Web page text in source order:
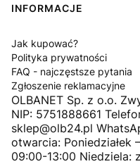
INFORMACJE
Jak kupować?
Polityka prywatności
FAQ - najczęstsze pytania
Zgłoszenie reklamacyjne
OLBANET Sp. z o.o.
NIP: 5751888661
sklep@olb24.pl
otwarcia: Poniedziałek
09:00-13:00 Niedziela: